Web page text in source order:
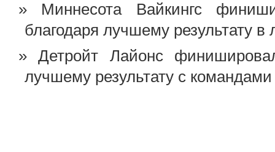
Миннесота Вайкингс
благодаря лучшему результату в
Детройт Лайонс
лучшему результату с